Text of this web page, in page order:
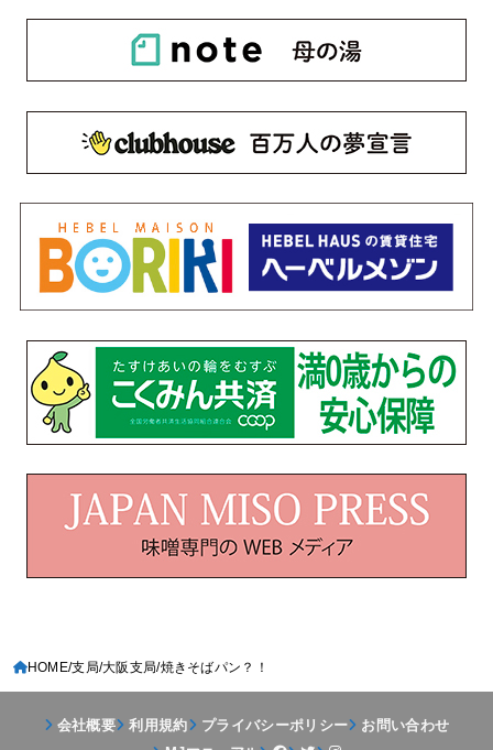
HOME 支局 大阪支局 焼きそばパン？！
会社概要 利用規約 プライバシーポリシー
お問い合わせ